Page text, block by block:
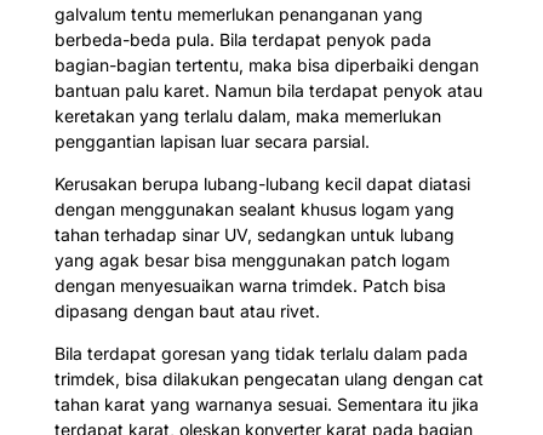
galvalum tentu memerlukan penanganan yang
berbeda-beda pula. Bila terdapat penyok pada
bagian-bagian tertentu, maka bisa diperbaiki dengan
bantuan palu karet. Namun bila terdapat penyok atau
keretakan yang terlalu dalam, maka memerlukan
penggantian lapisan luar secara parsial.
Kerusakan berupa lubang-lubang kecil dapat diatasi
dengan menggunakan sealant khusus logam yang
tahan terhadap sinar UV, sedangkan untuk lubang
yang agak besar bisa menggunakan patch logam
dengan menyesuaikan warna trimdek. Patch bisa
dipasang dengan baut atau rivet.
Bila terdapat goresan yang tidak terlalu dalam pada
trimdek, bisa dilakukan pengecatan ulang dengan cat
tahan karat yang warnanya sesuai. Sementara itu jika
terdapat karat, oleskan konverter karat pada bagian